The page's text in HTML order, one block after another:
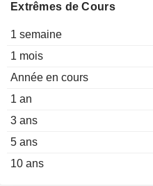
Extrêmes de Cours
1 semaine
1 mois
Année en cours
1 an
3 ans
5 ans
10 ans